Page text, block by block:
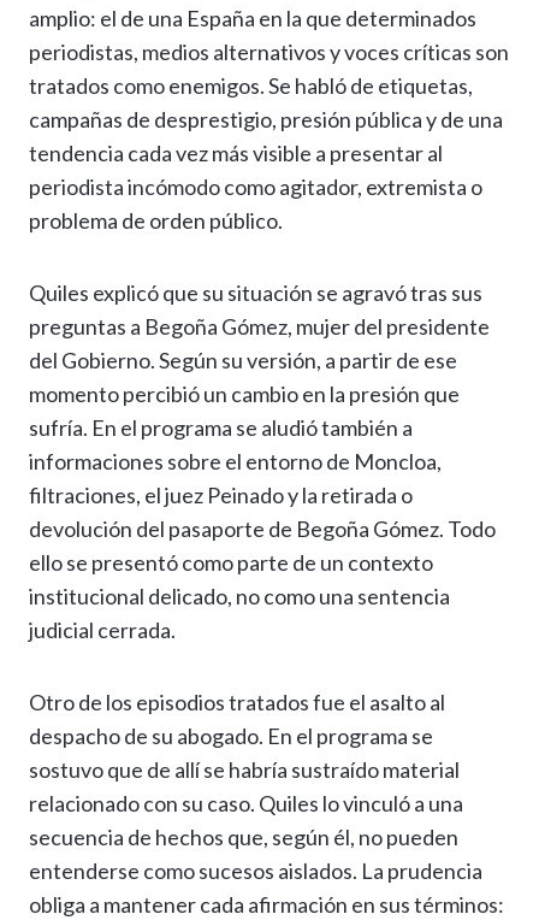
amplio: el de una España en la que determinados
periodistas, medios alternativos y voces críticas son
tratados como enemigos. Se habló de etiquetas,
campañas de desprestigio, presión pública y de una
tendencia cada vez más visible a presentar al
periodista incómodo como agitador, extremista o
problema de orden público.
Quiles explicó que su situación se agravó tras sus
preguntas a Begoña Gómez, mujer del presidente
del Gobierno. Según su versión, a partir de ese
momento percibió un cambio en la presión que
sufría. En el programa se aludió también a
informaciones sobre el entorno de Moncloa,
filtraciones, el juez Peinado y la retirada o
devolución del pasaporte de Begoña Gómez. Todo
ello se presentó como parte de un contexto
institucional delicado, no como una sentencia
judicial cerrada.
Otro de los episodios tratados fue el asalto al
despacho de su abogado. En el programa se
sostuvo que de allí se habría sustraído material
relacionado con su caso. Quiles lo vinculó a una
secuencia de hechos que, según él, no pueden
entenderse como sucesos aislados. La prudencia
obliga a mantener cada afirmación en sus términos: